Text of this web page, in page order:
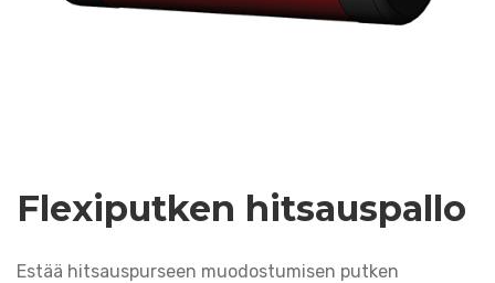
Flexiputken hitsauspallo
Estää hitsauspurseen muodostumisen putken